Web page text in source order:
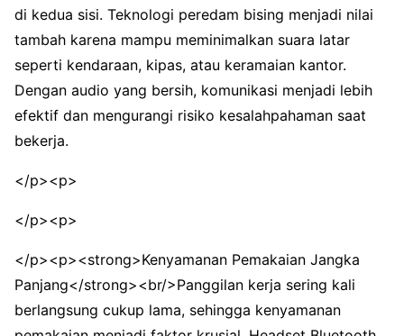
di kedua sisi. Teknologi peredam bising menjadi nilai
tambah karena mampu meminimalkan suara latar
seperti kendaraan, kipas, atau keramaian kantor.
Dengan audio yang bersih, komunikasi menjadi lebih
efektif dan mengurangi risiko kesalahpahaman saat
bekerja.
</p><p>
</p><p>
</p><p><strong>Kenyamanan Pemakaian Jangka
Panjang</strong><br/>Panggilan kerja sering kali
berlangsung cukup lama, sehingga kenyamanan